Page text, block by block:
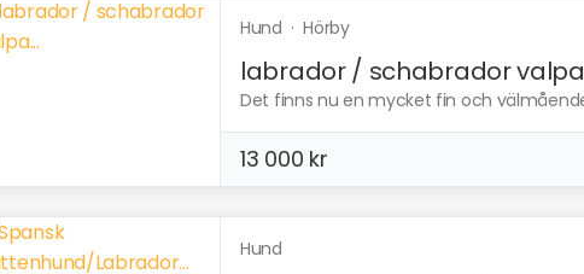
Hund ·Hörby
labrador / schabrador
Det finns nu en mycket fin och
13 000 kr
Hund